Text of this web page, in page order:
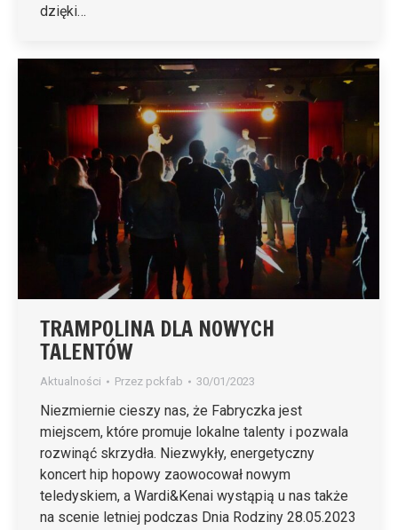
dzięki…
TRAMPOLINA DLA NOWYCH
TALENTÓW
Aktualności Przez pckfab 30/01/2023
Niezmiernie cieszy nas, że Fabryczka jest
miejscem, które promuje lokalne talenty i pozwala
rozwinąć skrzydła. Niezwykły, energetyczny
koncert hip hopowy zaowocował nowym
teledyskiem, a Wardi&Kenai wystąpią u nas także
na scenie letniej podczas Dnia Rodziny 28.05.2023